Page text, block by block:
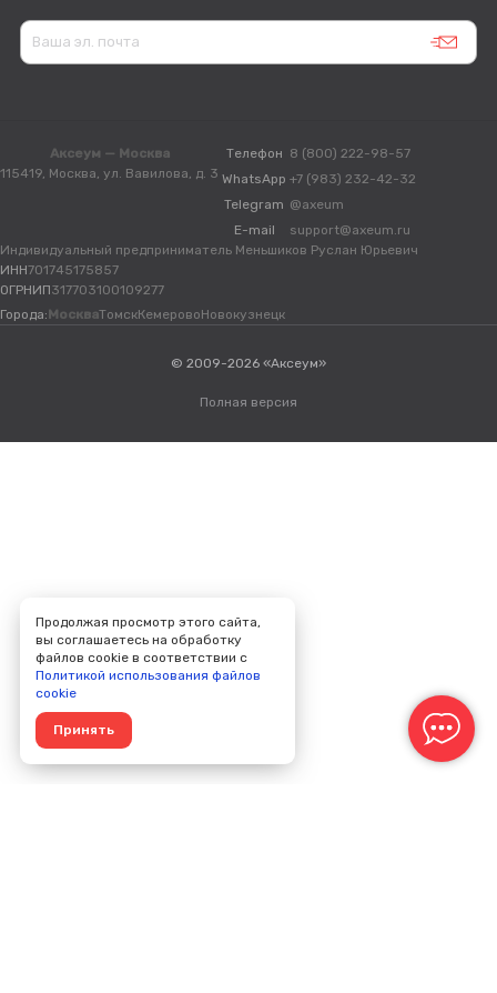
Аксеум — Москва
115419, Москва, ул. Вавилова, д. 3
Телефон 8 (800) 222-98-57
WhatsApp +7 (983) 232-42-32
Telegram @axeum
E-mail
support@axeum.ru
Индивидуальный предприниматель Меньшиков Руслан Юрьевич
ИНН701745175857
ОГРНИП317703100109277
Города:МоскваТомскКемеровоНовокузнецк
© 2009-2026 «Аксеум»
Полная версия
Продолжая просмотр этого сайта,
вы соглашаетесь на обработку
файлов cookie в соответствии с
Политикой использования файлов
cookie
Принять